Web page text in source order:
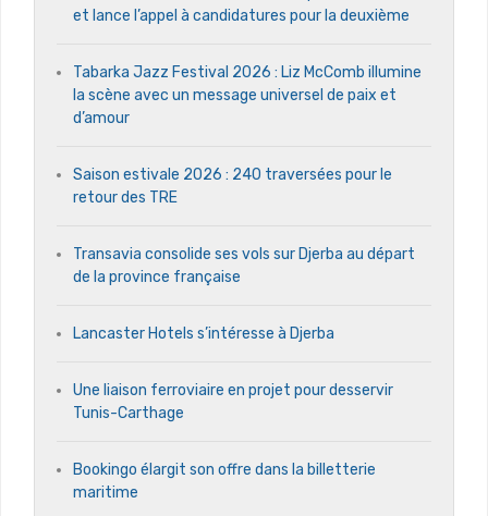
et lance l’appel à candidatures pour la deuxième
Tabarka Jazz Festival 2026 : Liz McComb illumine
la scène avec un message universel de paix et
d’amour
Saison estivale 2026 : 240 traversées pour le
retour des TRE
Transavia consolide ses vols sur Djerba au départ
de la province française
Lancaster Hotels s’intéresse à Djerba
Une liaison ferroviaire en projet pour desservir
Tunis-Carthage
Bookingo élargit son offre dans la billetterie
maritime